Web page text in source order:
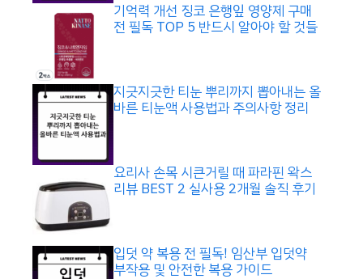
기억력 개선 징코 은행잎 영양제 구매
전 필독 TOP 5 반드시 알아야 할 것들
지긋지긋한 티눈 뿌리까지 뽑아내는 올
바른 티눈액 사용법과 주의사항 정리
요리사 손목 시큰거릴 때 파라핀 왁스
리뷰 BEST 2 실사용 2개월 솔직 후기
입덧 약 복용 전 필독! 임산부 입덧약
부작용 및 안전한 복용 가이드